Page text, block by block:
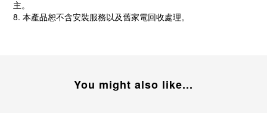
主。
8. 本產品恕不含安裝服務以及舊家電回收處理。
You might also like...